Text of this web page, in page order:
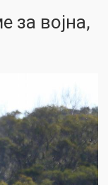
за војна,